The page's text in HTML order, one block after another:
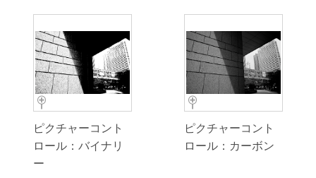
ピクチャーコント
ロール：バイナリ
ー
ピクチャーコント
ロール：カーボン